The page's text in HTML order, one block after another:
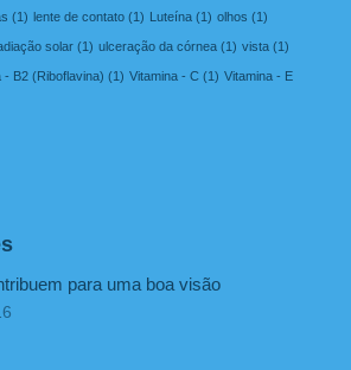
(1) lente de contato (1) Luteína (1) olhos (1)
solar (1) ulceração da córnea (1) vista (1)
- B2 (Riboflavina) (1) Vitamina - C (1) Vitamina - E
para uma boa visão